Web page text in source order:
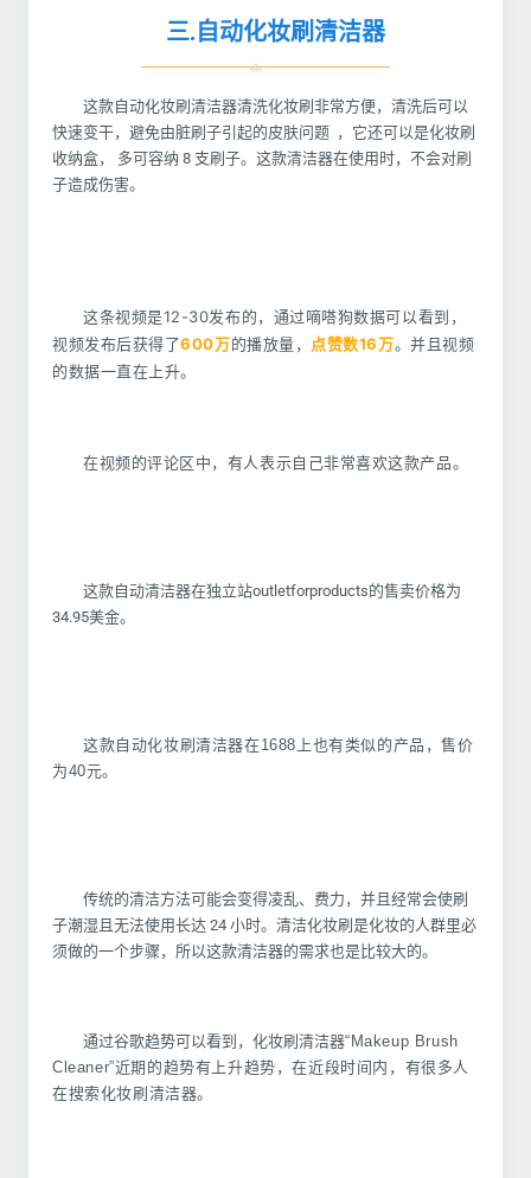
三.自动化妆刷清洁器
这款自动化妆刷清洁器清洗化妆刷非常方便，清洗后可以
快速变干，避免由脏刷子引起的皮肤问题 ，它还可以是化妆刷
收纳盒， 多可容纳 8 支刷子。这款清洁器在使用时，不会对刷
子造成伤害。
这条视频是12-30发布的，通过嘀嗒狗数据可以看到，
视频发布后获得了600万的播放量， 点赞数16万。并且视频
的数据一直在上升。
在视频的评论区中，有人表示自己非常喜欢这款产品。
这款自动清洁器在独立站outletforproducts的售卖价格为
34.95美金。
这款自动化妆刷清洁器在1688上也有类似的产品，售价
为40元。
传统的清洁方法可能会变得凌乱、费力，并且经常会使刷
子潮湿且无法使用长达 24 小时。清洁化妆刷是化妆的人群里必
须做的一个步骤，所以这款清洁器的需求也是比较大的。
通过谷歌趋势可以看到，化妆刷清洁器“ Makeup Brush
Cleaner”近期的趋势有上升趋势，在近段时间内，有很多人
在搜索化妆刷清洁器。